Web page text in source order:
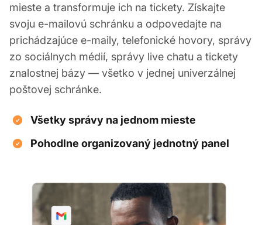
mieste a transformuje ich na tickety. Získajte
svoju e-mailovú schránku a odpovedajte na
prichádzajúce e-maily, telefonické hovory, správy
zo sociálnych médií, správy live chatu a tickety
znalostnej bázy — všetko v jednej univerzálnej
poštovej schránke.
Všetky správy na jednom mieste
Pohodlne organizovaný jednotný panel